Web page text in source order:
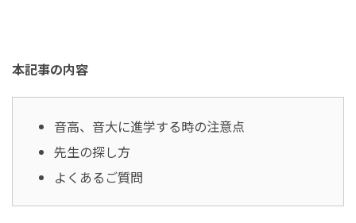
本記事の内容
音高、音大に進学する時の注意点
先生の探し方
よくあるご質問